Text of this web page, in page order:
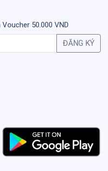
50.000 VND
ĐĂNG KÝ